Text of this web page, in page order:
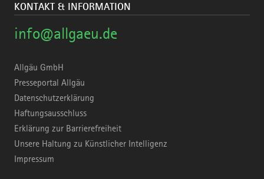
KONTAKT & INFORMATION
info@allgaeu.de
Allgäu GmbH
Presseportal Allgäu
Datenschutzerklärung
Haftungsausschluss
Erklärung zur Barrierefreiheit
Unsere Haltung zu Künstlicher Intelligenz
Impressum